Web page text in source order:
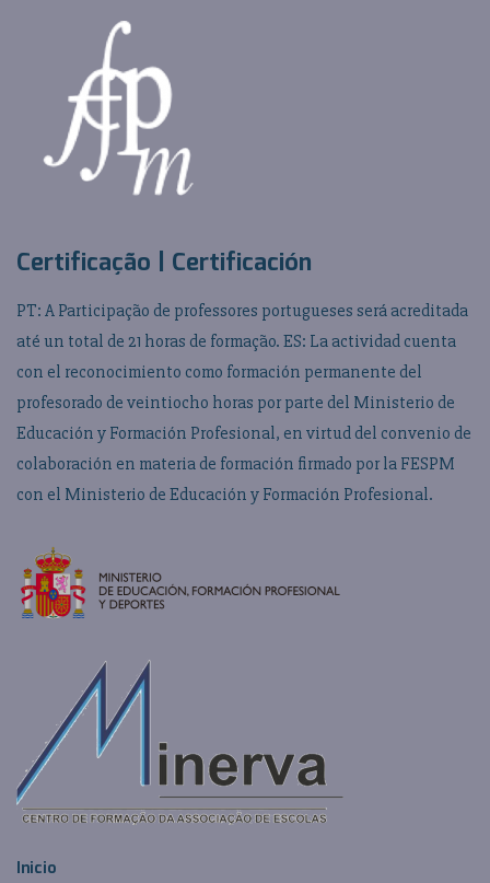
Certificação | Certificación
PT: A Participação de professores portugueses será acreditada
até un total de 21 horas de formação. ES: La actividad cuenta
con el reconocimiento como formación permanente del
profesorado de veintiocho horas por parte del Ministerio de
Educación y Formación Profesional, en virtud del convenio de
colaboración en materia de formación firmado por la FESPM
con el Ministerio de Educación y Formación Profesional.
Inicio